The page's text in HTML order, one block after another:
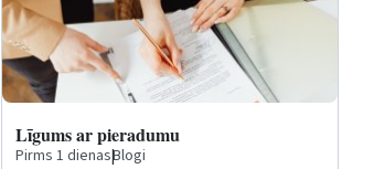
Līgums ar pieradumu
Pirms 1 dienas|Blogi